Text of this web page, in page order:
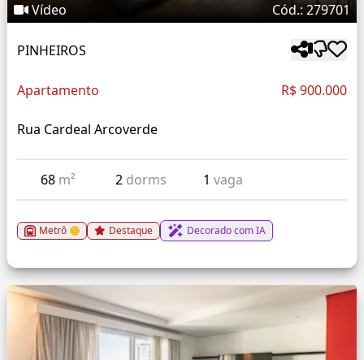
Vídeo Cód.: 279701
PINHEIROS
Apartamento R$ 900.000
Rua Cardeal Arcoverde
68 m² 2 dorms 1vaga
Metrô Destaque Decorado com IA